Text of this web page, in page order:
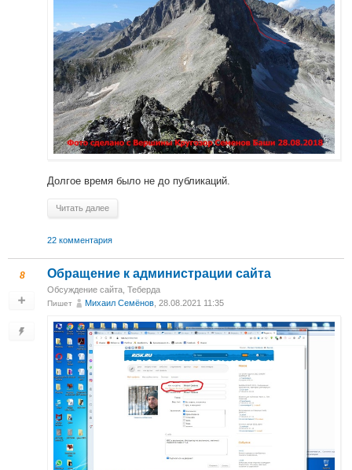
Долгое время было не до публикаций.
Читать далее
22 комментария
8 Обращение к администрации сайта
Обсуждение сайта Теберда
Пишет Михаил Cемёнов , 28.08.2021 11:35